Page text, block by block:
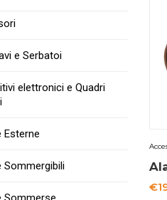
€
e Serbatoi
elettronici e Quadri
Esterne
Sommergibili